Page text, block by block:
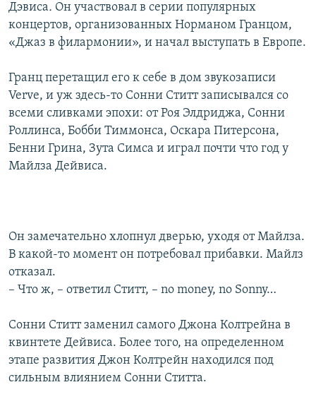
Дэвиса. Он участвовал в серии популярных
концертов, организованных Норманом Гранцом,
«Джаз в филармонии», и начал выступать в Европе.
Гранц перетащил его к себе в дом звукозаписи
Verve, и уж здесь-то Сонни Ститт записывался со
всеми сливками эпохи: от Роя Элдриджа, Сонни
Роллинса, Бобби Тиммонса, Оскара Питерсона,
Бенни Грина, Зута Симса и играл почти что год у
Майлза Дейвиса.
Он замечательно хлопнул дверью, уходя от Майлза.
В какой-то момент он потребовал прибавки. Майлз
отказал.
– Что ж, – ответил Ститт, – no money, no Sonny…
Сонни Ститт заменил самого Джона Колтрейна в
квинтете Дейвиса. Более того, на определенном
этапе развития Джон Колтрейн находился под
сильным влиянием Сонни Ститта.